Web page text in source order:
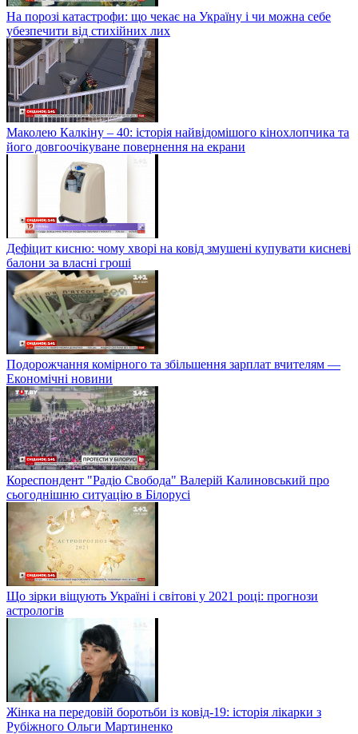
На порозі катастрофи: що чекає на Україну і чи можна себе
убезпечити від стихійних лих
Маколею Калкіну – 40: історія найвідомішого кінохлопчика та
його довгоочікуване повернення на екрани
Дефіцит кисню: чому хворі на ковід змушені купувати кисневі
балони за власні гроші
Подорожчання комірного та збільшення зарплат вчителям —
Економічні новини
Кореспондент "Радіо Свобода" Валерій Калиновський про
сьогоднішню ситуацію в Білорусі
Що зірки віщують Україні і світові у 2021 році: прогнози
астрологів
Жінка на передовій боротьби із ковід-19: історія лікарки з
Рубіжного Ольги Мартиненко